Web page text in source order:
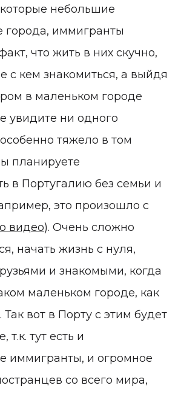
небольшие
города, иммигранты
что жить в них скучно,
с кем знакомиться, а выйдя
в маленьком городе
увидите ни одного
тяжело в том
планируете
в Португалию без семьи и
это произошло с
видео). Очень сложно
начать жизнь с нуля,
и знакомыми, когда
маленьком городе, как
. Так вот в Порту с этим будет
т.к. тут есть и
иммигранты, и огромное
со всего мира,